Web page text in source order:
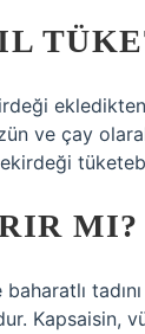
ve çay
MI?
Kapsaisin,